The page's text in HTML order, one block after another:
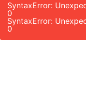
SyntaxError:
0
SyntaxError:
0